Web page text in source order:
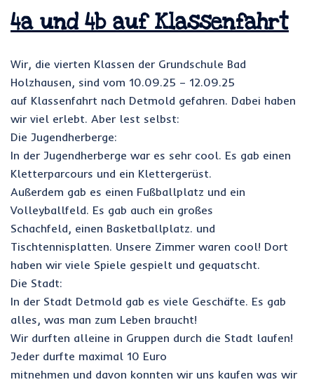
4a und 4b auf Klassenfahrt
Wir, die vierten Klassen der Grundschule Bad
Holzhausen, sind vom 10.09.25 – 12.09.25
auf Klassenfahrt nach Detmold gefahren. Dabei haben
wir viel erlebt. Aber lest selbst:
Die Jugendherberge:
In der Jugendherberge war es sehr cool. Es gab einen
Kletterparcours und ein Klettergerüst.
Außerdem gab es einen Fußballplatz und ein
Volleyballfeld. Es gab auch ein großes
Schachfeld, einen Basketballplatz. und
Tischtennisplatten. Unsere Zimmer waren cool! Dort
haben wir viele Spiele gespielt und gequatscht.
Die Stadt:
In der Stadt Detmold gab es viele Geschäfte. Es gab
alles, was man zum Leben braucht!
Wir durften alleine in Gruppen durch die Stadt laufen!
Jeder durfte maximal 10 Euro
mitnehmen und davon konnten wir uns kaufen was wir